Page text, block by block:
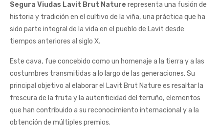
Segura Viudas Lavit Brut Nature representa una fusión de
historia y tradición en el cultivo de la viña, una práctica que ha
sido parte integral de la vida en el pueblo de Lavit desde
tiempos anteriores al siglo X.
Este cava, fue concebido como un homenaje a la tierra y a las
costumbres transmitidas a lo largo de las generaciones. Su
principal objetivo al elaborar el Lavit Brut Nature es resaltar la
frescura de la fruta y la autenticidad del terruño, elementos
que han contribuido a su reconocimiento internacional y a la
obtención de múltiples premios.